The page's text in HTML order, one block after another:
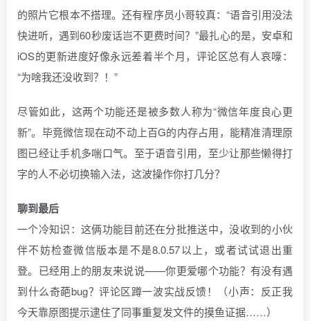
的照片它根本不搭理。还有程序员小哥较真：“语音引用没法
快进听，遇到60秒废话岂不更费时间？”最扎心的是，安卓和
iOS的更新进度好像永远差着半个月，评论区总有人哀嚎：
“为啥我还没收到？！”
尽管如此，这两个功能还是被多数人称为“微信年度良心更
新”。毕竟微信现在动不动上百G的内存占用，能精准清理原
图已经让手机多喘口气。至于语音引用，至少让那些懒得打
字的人不必切换输入法，这波操作你打几分？
聊到最后
一个冷知识：这俩功能目前还在分批推送中，没收到的小伙
伴不妨检查微信版本是不是8.0.57以上，或者试试退出重
登。已经用上的朋友来说说——你更爱哪个功能？有没有遇
到什么奇葩bug？评论区蹲一波实战反馈！（小声：反正我
今天靠原图提示逮住了同事重复发文件的摸鱼证据……）